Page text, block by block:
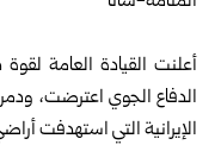
أعلنت القيادة العامة
الدفاع الجوي اعترضت،
الإيرانية التي استهدفت